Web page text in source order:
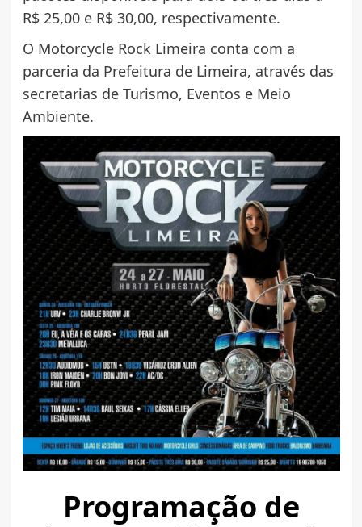
R$ 25,00 e R$ 30,00, respectivamente.
O Motorcycle Rock Limeira conta com a
parceria da Prefeitura de Limeira, através das
secretarias de Turismo, Eventos e Meio
Ambiente.
Programação de